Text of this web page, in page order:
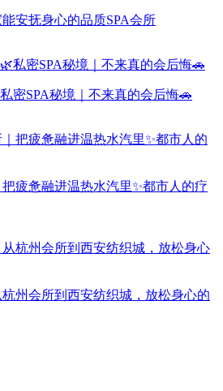
安抚身心的品质SPA会所
密SPA秘境｜不来真的会后悔🚗
疲惫融进温热水汽里✨都市人的疗
州会所到西安纺织城，放松身心的